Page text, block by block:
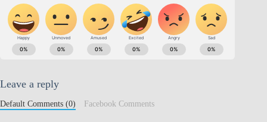
Leave a reply
Default Comments (0) Facebook Comments